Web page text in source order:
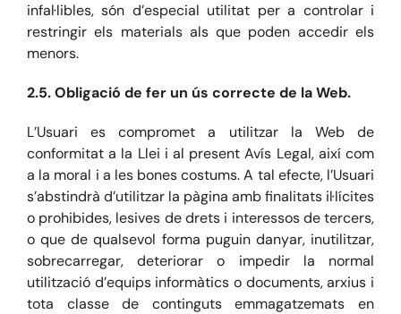
infal·libles, són d’especial utilitat per a controlar i
restringir els materials als que poden accedir els
menors.
2.5. Obligació de fer un ús correcte de la Web.
L’Usuari es compromet a utilitzar la Web de
conformitat a la Llei i al present Avís Legal, així com
a la moral i a les bones costums. A tal efecte, l’Usuari
s’abstindrà d’utilitzar la pàgina amb finalitats il·lícites
o prohibides, lesives de drets i interessos de tercers,
o que de qualsevol forma puguin danyar, inutilitzar,
sobrecarregar, deteriorar o impedir la normal
utilització d’equips informàtics o documents, arxius i
tota classe de continguts emmagatzemats en